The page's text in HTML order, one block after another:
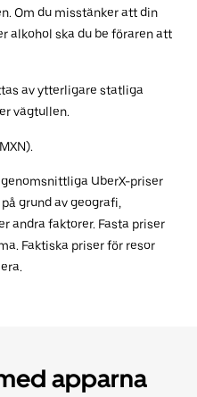
Om du misstänker att din
alkohol ska du be föraren att
av ytterligare statliga
vägtullen.
UberX-priser
grund av geografi,
andra faktorer. Fasta priser
Faktiska priser för resor
apparna